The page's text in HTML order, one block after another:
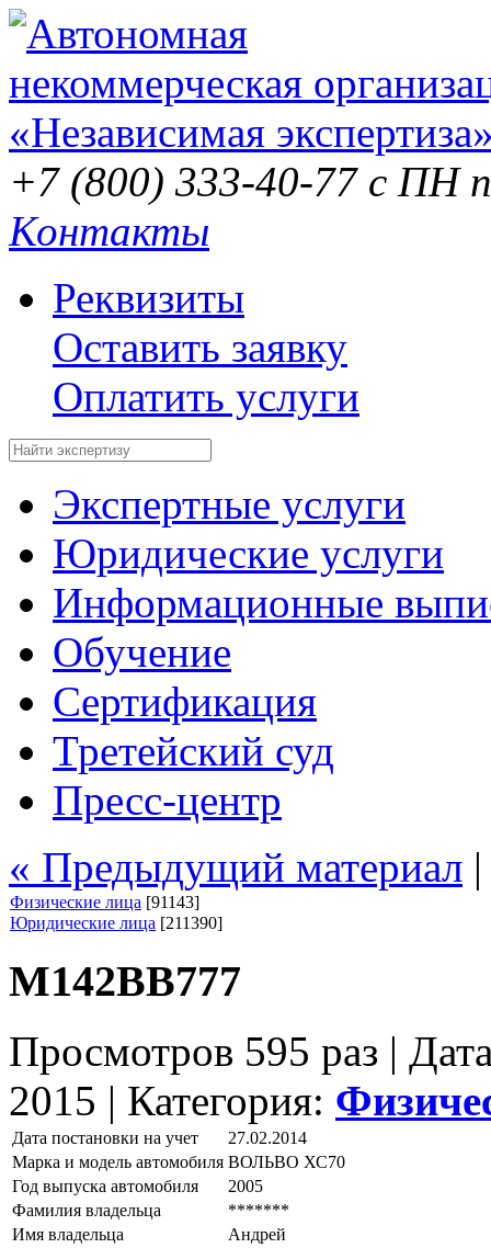
+7 (800) 333-40-77 с ПН
Контакты
Реквизиты
Оставить заявку
Оплатить услуги
Экспертные услуги
Юридические услуги
Информационные
Обучение
Сертификация
Третейский суд
Пресс-центр
« Предыдущий материал
Физические лица [91143]
Юридические лица [211390]
М142ВВ777
Просмотров 595 раз |
2015 | Категория:
Дата постановки на учет
27.02.2014
Марка и модель автомобиля ВОЛЬВО ХС70
Год выпуска автомобиля
2005
Фамилия владельца
*******
Имя владельца
Андрей